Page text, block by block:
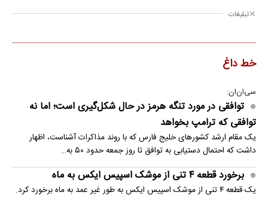
تبلیغات
خط داغ
سی‌ان‌ان:
توافقی در مورد تنگه هرمز در حال شکل‌گیری است؛ اما نه
توافقی که ترامپ بخواهد
یک مقام ارشد کشورهای خلیج فارس که با روند مذاکرات آشناست، اظهار
داشت که احتمال دستیابی به توافق تا روز جمعه حدود ۵۰ به…
برخورد قطعه ۴ تنی از موشک اسپیس ایکس به ماه
یک قطعه ۴ تنی از موشک اسپیس ایکس به طور غیر عمد به ماه برخورد کرد.